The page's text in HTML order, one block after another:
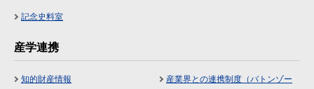
記念史料室
産学連携
知的財産情報
産業界との連携制度（バトンゾー